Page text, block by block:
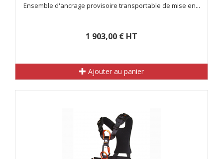
Ensemble d'ancrage provisoire transportable de mise en...
1 903,00 € HT
Ajouter au panier